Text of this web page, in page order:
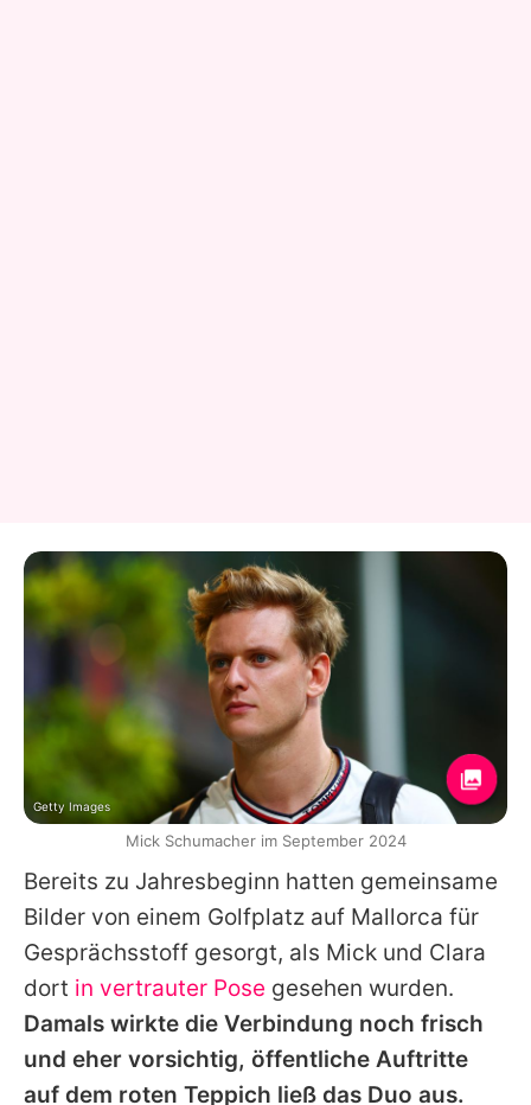
Bereits zu Jahresbeginn hatten gemeinsame
Bilder von einem Golfplatz auf Mallorca für
Gesprächsstoff gesorgt, als Mick und Clara
dort in vertrauter Pose gesehen wurden.
Damals wirkte die Verbindung noch frisch
und eher vorsichtig, öffentliche Auftritte
auf dem roten Teppich ließ das Duo aus.
Getty Images
Mick Schumacher im September 2024